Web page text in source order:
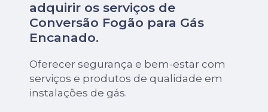
adquirir os serviços de
Conversão Fogão para Gás
Encanado.
Oferecer segurança e bem-estar com
serviços e produtos de qualidade em
instalações de gás.